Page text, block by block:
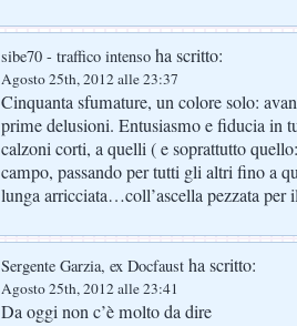
sibe70 - traffico intenso ha scritto:
Agosto 25th, 2012 alle 23:37
Cinquanta sfumature, un colore solo:
prime delusioni. Entusiasmo e fiducia in
calzoni corti, a quelli ( e soprattutto
campo, passando per tutti gli altri fino a
lunga arricciata…coll’ascella pezzata per
Sergente Garzia, ex Docfaust ha scritto:
Agosto 25th, 2012 alle 23:41
Da oggi non c’è molto da dire